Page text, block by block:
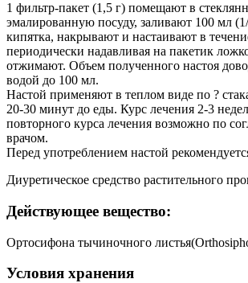
1 фильтр-пакет (1,5 г) помещают в
эмалированную посуду, заливают 100 мл
кипятка, накрывают и настаивают в
периодически надавливая на пакетик
отжимают. Объем полученного настоя
водой до 100 мл.
Настой применяют в теплом виде по ?
20-30 минут до еды. Курс лечения 2-3
повторного курса лечения возможно по
врачом.
Перед употреблением настой
Диуретическое средство растительного
Действующее вещество:
Ортосифона тычиночного
Условия хранения